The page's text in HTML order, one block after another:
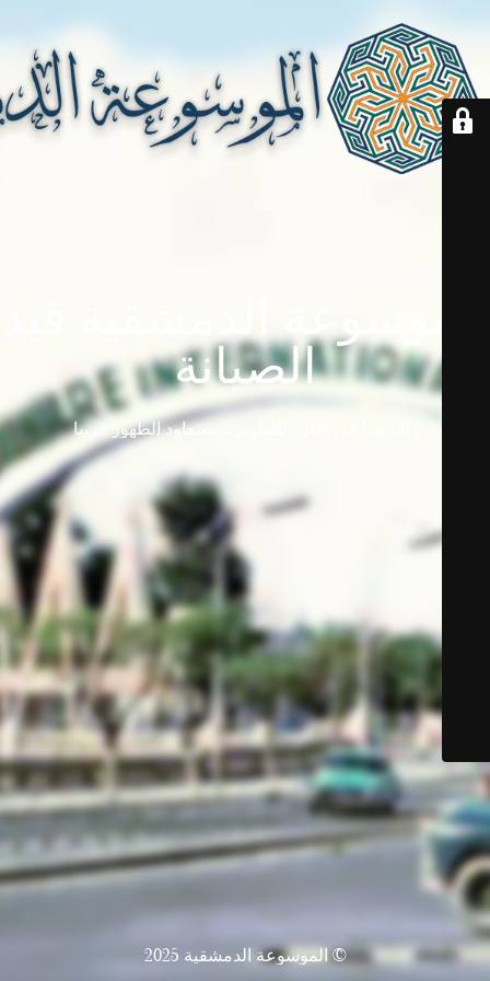
الصيانة
دامابيديا في إجازة للتطوير ... ستعاود الظهور قريباً
© الموسوعة الدمشقية 2025